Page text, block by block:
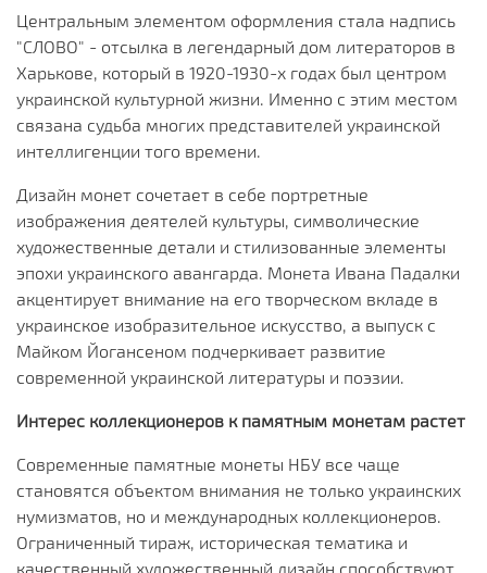
Центральным элементом оформления стала надпись
"СЛОВО" - отсылка в легендарный дом литераторов в
Харькове, который в 1920-1930-х годах был центром
украинской культурной жизни. Именно с этим местом
связана судьба многих представителей украинской
интеллигенции того времени.
Дизайн монет сочетает в себе портретные
изображения деятелей культуры, символические
художественные детали и стилизованные элементы
эпохи украинского авангарда. Монета Ивана Падалки
акцентирует внимание на его творческом вкладе в
украинское изобразительное искусство, а выпуск с
Майком Йогансеном подчеркивает развитие
современной украинской литературы и поэзии.
Интерес коллекционеров к памятным монетам растет
Современные памятные монеты НБУ все чаще
становятся объектом внимания не только украинских
нумизматов, но и международных коллекционеров.
Ограниченный тираж, историческая тематика и
качественный художественный дизайн способствуют